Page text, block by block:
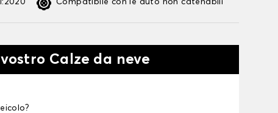
Compatibile con le auto non catenabili
Calze da neve